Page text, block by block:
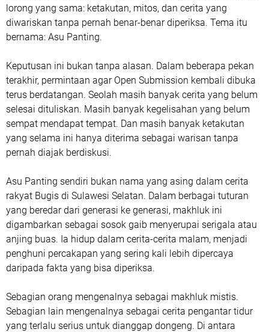
lorong yang sama: ketakutan, mitos, dan cerita yang
diwariskan tanpa pernah benar-benar diperiksa. Tema itu
bernama: Asu Panting.
Keputusan ini bukan tanpa alasan. Dalam beberapa pekan
terakhir, permintaan agar Open Submission kembali dibuka
terus berdatangan. Seolah masih banyak cerita yang belum
selesai dituliskan. Masih banyak kegelisahan yang belum
sempat mendapat tempat. Dan masih banyak ketakutan
yang selama ini hanya diterima sebagai warisan tanpa
pernah diajak berdiskusi.
Asu Panting sendiri bukan nama yang asing dalam cerita
rakyat Bugis di Sulawesi Selatan. Dalam berbagai tuturan
yang beredar dari generasi ke generasi, makhluk ini
digambarkan sebagai sosok gaib menyerupai serigala atau
anjing buas. Ia hidup dalam cerita-cerita malam, menjadi
penghuni percakapan yang sering kali lebih dipercaya
daripada fakta yang bisa diperiksa.
Sebagian orang mengenalnya sebagai makhluk mistis.
Sebagian lain mengenalnya sebagai cerita pengantar tidur
yang terlalu serius untuk dianggap dongeng. Di antara